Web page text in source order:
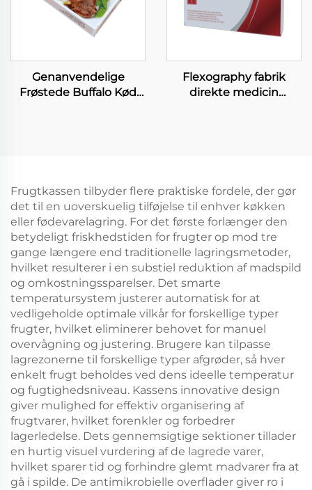
Genanvendelige
Frøstede Buffalo Kød
Flexography fabrik
direkte medicin
Frugtkassen tilbyder flere praktiske fordele, der gør
det til en uoverskuelig tilføjelse til enhver køkken
eller fødevarelagring. For det første forlænger den
betydeligt friskhedstiden for frugter op mod tre
gange længere end traditionelle lagringsmetoder,
hvilket resulterer i en substiel reduktion af madspild
og omkostningssparelser. Det smarte
temperatursystem justerer automatisk for at
vedligeholde optimale vilkår for forskellige typer
frugter, hvilket eliminerer behovet for manuel
overvågning og justering. Brugere kan tilpasse
lagrezonerne til forskellige typer afgrøder, så hver
enkelt frugt beholdes ved dens ideelle temperatur
og fugtighedsniveau. Kassens innovative design
giver mulighed for effektiv organisering af
frugtvarer, hvilket forenkler og forbedrer
lagerledelse. Dets gennemsigtige sektioner tillader
en hurtig visuel vurdering af de lagrede varer,
hvilket sparer tid og forhindre glemt madvarer fra at
gå i spilde. De antimikrobielle overflader giver ro i